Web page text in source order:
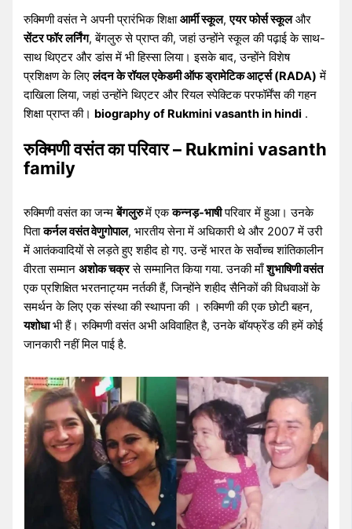
रुक्मिणी वसंत ने अपनी प्रारंभिक शिक्षाआर्मी स्कूल,एयर फोर्स स्कूलऔर
सेंटर फॉर लर्निंग, बेंगलुरु से प्राप्त की, जहां उन्होंने स्कूल की पढ़ाई के साथ-
साथ थिएटर और डांस में भी हिस्सा लिया। इसके बाद, उन्होंने विशेष
प्रशिक्षण के लिएलंदन के रॉयल एकेडमी ऑफ ड्रामेटिक आर्ट्स (RADA) में
दाखिला लिया, जहां उन्होंने थिएटर और रियल स्पेक्टिक परफॉर्मेंस की गहन
शिक्षा प्राप्त की। biography of Rukmini vasanth in hindi .
रुक्मिणी वसंत का परिवार – Rukmini vasanth
family
रुक्मिणी वसंत का जन्मबेंगलुरुमें एककन्नड़‑भाषीपरिवार में हुआ। उनके
पिताकर्नल वसंत वेणुगोपाल, भारतीय सेना में अधिकारी थे और 2007 में उरी
में आतंकवादियों से लड़ते हुए शहीद हो गए. उन्हें भारत के सर्वोच्च शांतिकालीन
वीरता सम्मानअशोक चक्रसे सम्मानित किया गया. उनकी माँशुभाषिणी वसंत
एक प्रशिक्षित भरतनाट्यम नर्तकी हैं, जिन्होंने शहीद सैनिकों की विधवाओं के
समर्थन के लिए एक संस्था की स्थापना की । रुक्मिणी की एक छोटी बहन,
यशोधाभी हैं। रुक्मिणी वसंत अभी अविवाहित है, उनके बॉयफ्रेंड की हमें कोई
जानकारी नहीं मिल पाई है.